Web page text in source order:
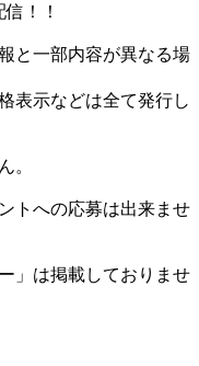
！！
と一部内容が異なる場
表示などは全て発行し
。
トへの応募は出来ませ
」は掲載しておりませ